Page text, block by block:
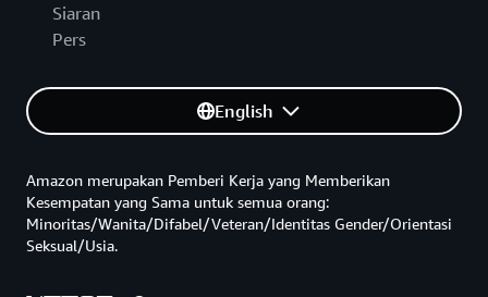
Siaran
Pers
English
Amazon merupakan Pemberi Kerja yang Memberikan
Kesempatan yang Sama untuk semua orang:
Minoritas/Wanita/Difabel/Veteran/Identitas Gender/Orientasi
Seksual/Usia.